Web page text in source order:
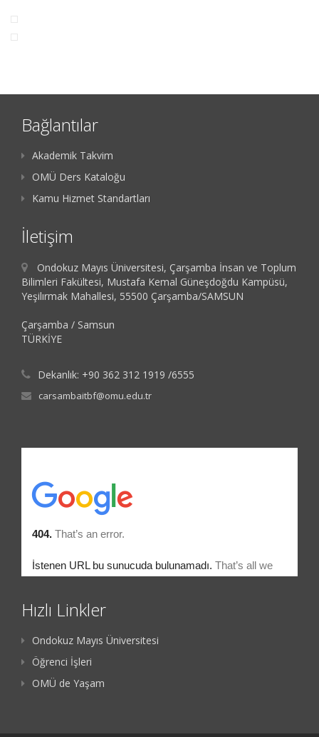
Bağlantılar
Akademik Takvim
OMÜ Ders Kataloğu
Kamu Hizmet Standartları
İletişim
Ondokuz Mayıs Üniversitesi, Çarşamba İnsan ve Toplum
Bilimleri Fakültesi, Mustafa Kemal Güneşdoğdu Kampüsü,
Yeşilırmak Mahallesi, 55500 Çarşamba/SAMSUN
Çarşamba / Samsun
TÜRKİYE
Dekanlık: +90 362 312 1919 /6555
carsambaitbf@omu.edu.tr
Hızlı Linkler
Ondokuz Mayıs Üniversitesi
Öğrenci İşleri
OMÜ de Yaşam